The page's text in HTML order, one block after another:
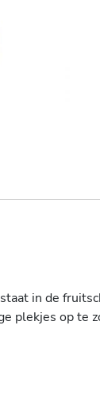
in de
plekjes op te